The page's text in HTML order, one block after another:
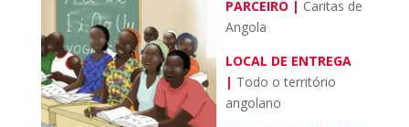
PARCEIRO | Caritas de
Angola
LOCAL DE ENTREGA
| Todo o território
angolano